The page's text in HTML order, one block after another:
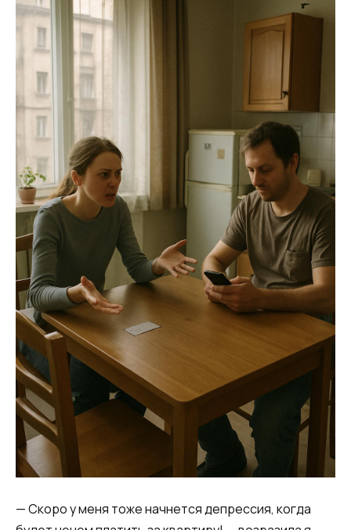
— Скоро у меня тоже начнется депрессия, когда